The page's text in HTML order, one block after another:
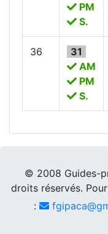
PM
S.
36
31
AM
PM
S.
© 2008 Guides-
droits réservés.
: